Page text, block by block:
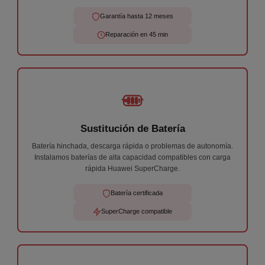
Garantía hasta 12 meses
Reparación en 45 min
Sustitución de Batería
Batería hinchada, descarga rápida o problemas de autonomía.
Instalamos baterías de alta capacidad compatibles con carga
rápida Huawei SuperCharge.
Batería certificada
SuperCharge compatible